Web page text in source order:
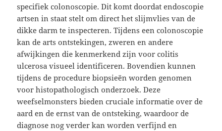
specifiek colonoscopie. Dit komt doordat endoscopie
artsen in staat stelt om direct het slijmvlies van de
dikke darm te inspecteren. Tijdens een colonoscopie
kan de arts ontstekingen, zweren en andere
afwijkingen die kenmerkend zijn voor colitis
ulcerosa visueel identificeren. Bovendien kunnen
tijdens de procedure biopsieën worden genomen
voor histopathologisch onderzoek. Deze
weefselmonsters bieden cruciale informatie over de
aard en de ernst van de ontsteking, waardoor de
diagnose nog verder kan worden verfijnd en